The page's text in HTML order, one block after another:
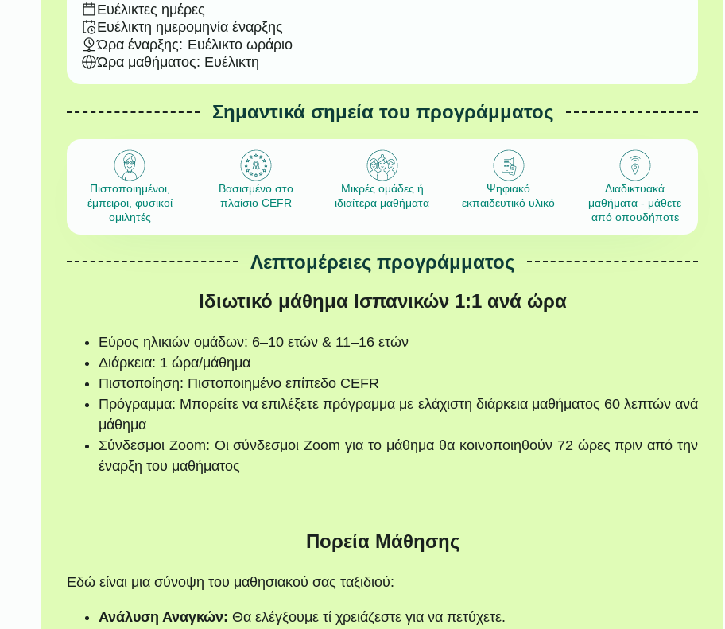
Ευέλικτες ημέρες
Ευέλικτη ημερομηνία έναρξης
Ώρα έναρξης: Ευέλικτο ωράριο
Ώρα μαθήματος: Ευέλικτη
Σημαντικά σημεία του προγράμματος
Πιστοποιημένοι,
έμπειροι, φυσικοί
ομιλητές
Βασισμένο στο
πλαίσιο CEFR
Μικρές ομάδες ή
ιδιαίτερα μαθήματα
Ψηφιακό
εκπαιδευτικό υλικό
Διαδικτυακά
μαθήματα - μάθετε
από οπουδήποτε
Λεπτομέρειες προγράμματος
Ιδιωτικό μάθημα Ισπανικών 1:1 ανά ώρα
Εύρος ηλικιών ομάδων: 6–10 ετών & 11–16 ετών
Διάρκεια: 1 ώρα/μάθημα
Πιστοποίηση: Πιστοποιημένο επίπεδο CEFR
Πρόγραμμα: Μπορείτε να επιλέξετε πρόγραμμα με ελάχιστη διάρκεια μαθήματος 60 λεπτών ανά
μάθημα
Σύνδεσμοι Zoom: Οι σύνδεσμοι Zoom για το μάθημα θα κοινοποιηθούν 72 ώρες πριν από την
έναρξη του μαθήματος
Πορεία Μάθησης
Εδώ είναι μια σύνοψη του μαθησιακού σας ταξιδιού:
Ανάλυση Αναγκών: Θα ελέγξουμε τί χρειάζεστε για να πετύχετε.